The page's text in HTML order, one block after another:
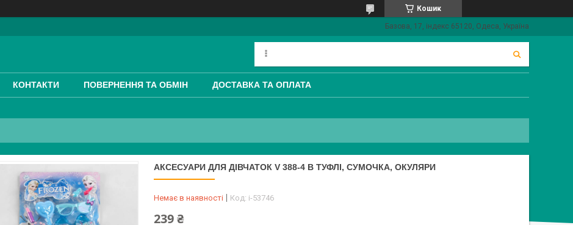
Кошик
Базова, 17, індекс 65120, Одеса, Україна
КОНТАКТИ ПОВЕРНЕННЯ ТА ОБМІН ДОСТАВКА ТА ОПЛАТА
АКСЕСУАРИ ДЛЯ ДІВЧАТОК V 388-4 B ТУФЛІ, СУМОЧКА, ОКУЛЯРИ
Немає в наявності Код: i-53746
239 ₴